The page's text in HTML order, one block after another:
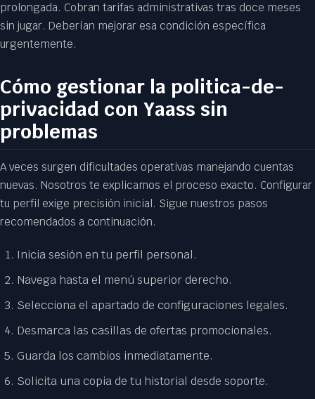
prolongada. Cobran tarifas administrativas tras doce meses
sin jugar. Deberían mejorar esa condición específica
urgentemente.
Cómo gestionar la politica-de-
privacidad con Yaass sin
problemas
A veces surgen dificultades operativas manejando cuentas
nuevas. Nosotros te explicamos el proceso exacto. Configurar
tu perfil exige precisión inicial. Sigue nuestros pasos
recomendados a continuación.
Inicia sesión en tu perfil personal.
Navega hasta el menú superior derecho.
Selecciona el apartado de configuraciones legales.
Desmarca las casillas de ofertas promocionales.
Guarda los cambios inmediatamente.
Solicita una copia de tu historial desde soporte.